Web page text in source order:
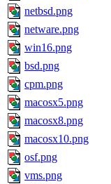
netbsd.png
netware.png
win16.png
bsd.png
cpm.png
macosx5.png
macosx8.png
macosx10.png
osf.png
vms.png